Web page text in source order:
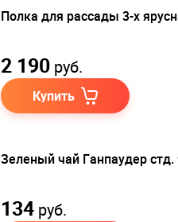
Полка для рассады 3-х
2 190 руб.
Купить
Зеленый чай Ганпаудер стд.
134 руб.